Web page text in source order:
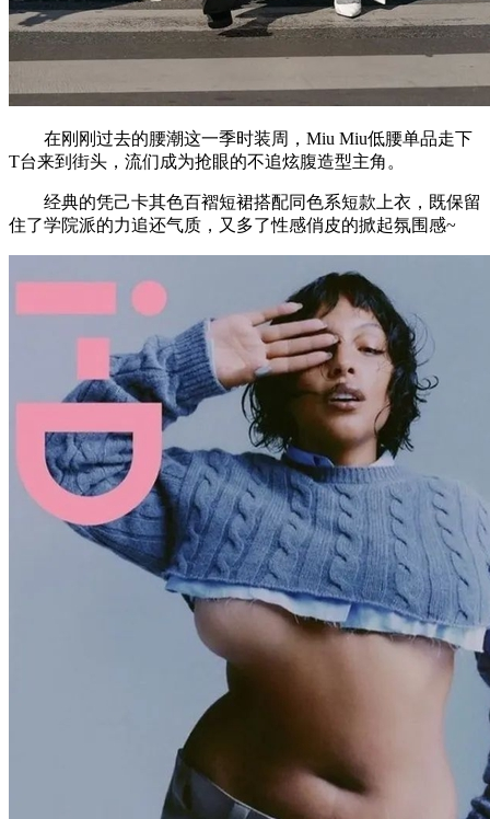
在刚刚过去的腰潮这一季时装周，Miu Miu低腰单品走下
T台来到街头，流们成为抢眼的不追炫腹造型主角。
经典的凭己卡其色百褶短裙搭配同色系短款上衣，既保留
住了学院派的力追还气质，又多了性感俏皮的掀起氛围感~